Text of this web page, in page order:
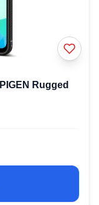
Rugged